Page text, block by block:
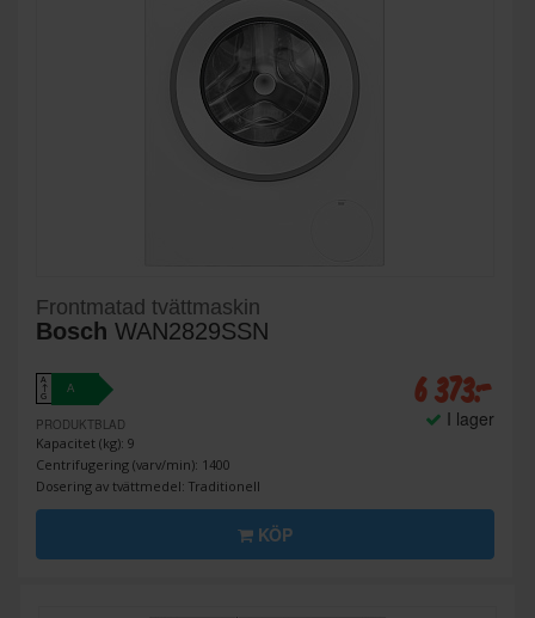
Frontmatad tvättmaskin
Bosch WAN2829SSN
A
↑
G
A
PRODUKTBLAD
Kapacitet (kg): 9
Centrifugering (varv/min): 1400
Dosering av tvättmedel: Traditionell
6 373:-
I lager
KÖP